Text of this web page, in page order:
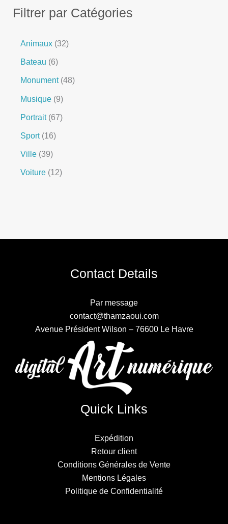
Filtrer par Catégories
Animaux 32
Bateau 6
Monument 48
Musique 9
Portrait 67
Sport 16
Ville 39
Voiture 12
Contact Details
Par message
contact@thamzaoui.com
Avenue Président Wilson – 76600 Le Havre
Quick Links
Expédition
Retour client
Conditions Générales de Vente
Mentions Légales
Politique de Confidentialité